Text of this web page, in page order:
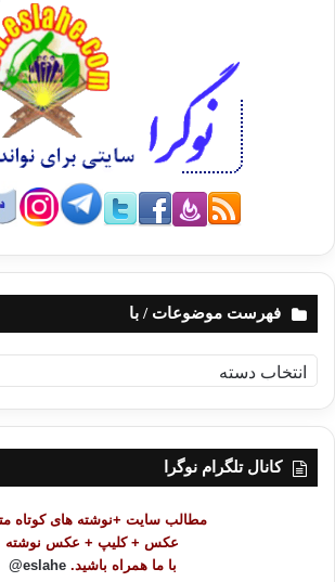
فهرست موضوعات / با
ه
ر
کانال تلگرام نوگرا
مطالب سایت +نوشته های کوتاه
عکس + کلیپ + عکس نوشته
با ما همراه باشید. eslahe@